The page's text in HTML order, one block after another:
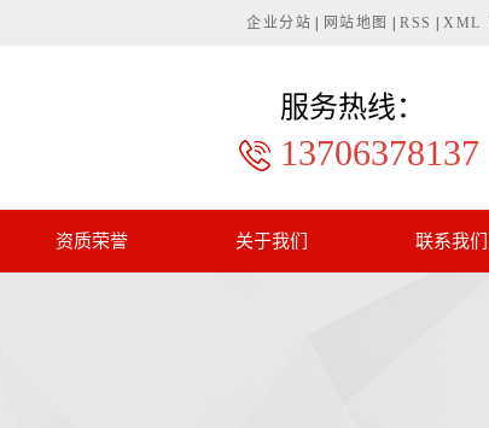
企业分站 网站地图 RSS XML
服务热线：
资质荣誉
关于我们
资质荣誉
联系我们